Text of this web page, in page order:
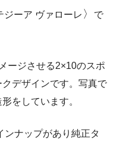
ジーア ヴァローレ 〉
で
ージさせる2×10のスポ
デザインです。写真で
をしています。
ンナップがあり純正タ